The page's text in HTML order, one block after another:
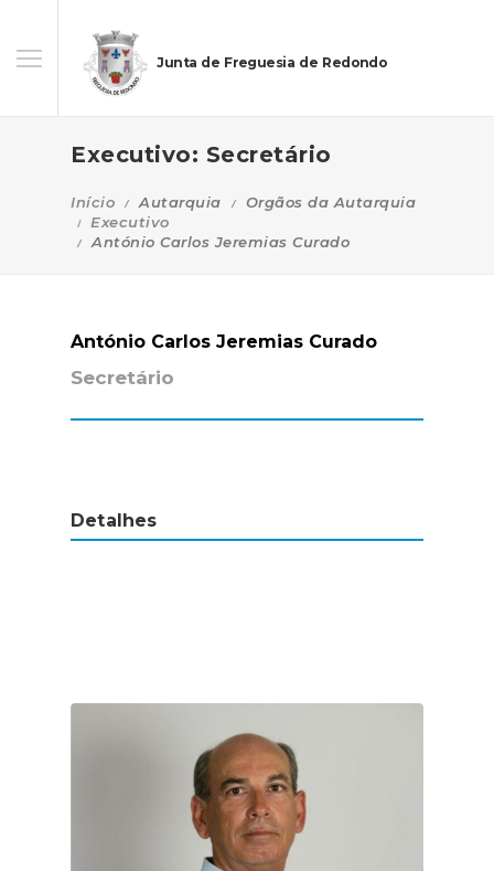
Junta de Freguesia de Redondo
Executivo: Secretário
Início Autarquia
Orgãos da Autarquia
Executivo
António Carlos Jeremias Curado
António Carlos Jeremias Curado
Secretário
Detalhes